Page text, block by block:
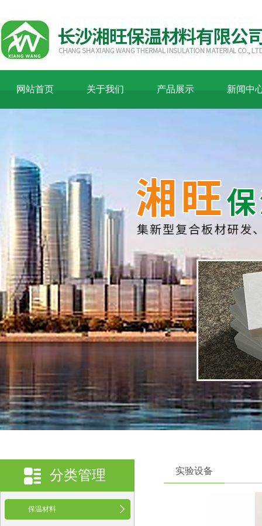
网站首页 关于我们 产品展示 新闻中
实验设备
分类管理
保温材料